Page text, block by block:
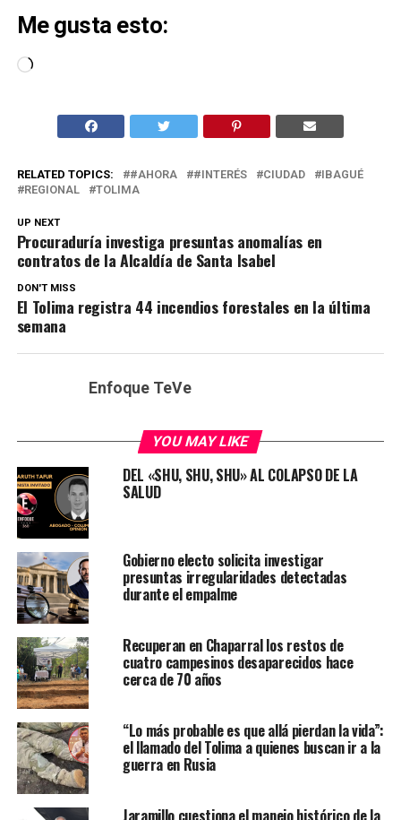
Me gusta esto:
Cargando...
RELATED TOPICS: #AHORA #INTERÉS CIUDAD
IBAGUÉ
REGIONAL
TOLIMA
UP NEXT
Procuraduría investiga presuntas anomalías en
contratos de la Alcaldía de Santa Isabel
DON'T MISS
El Tolima registra 44 incendios forestales en la última
semana
Enfoque TeVe
YOU MAY LIKE
DEL «SHU, SHU, SHU» AL COLAPSO DE LA
SALUD
Gobierno electo solicita investigar
presuntas irregularidades detectadas
durante el empalme
Recuperan en Chaparral los restos de
cuatro campesinos desaparecidos hace
cerca de 70 años
“Lo más probable es que allá pierdan la vida”:
el llamado del Tolima a quienes buscan ir a la
guerra en Rusia